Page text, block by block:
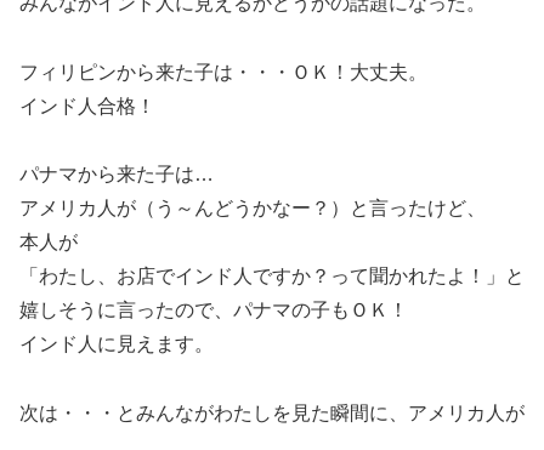
フィリピンから来た子は・・・ＯＫ！大丈夫。
インド人合格！
パナマから来た子は…
アメリカ人が（う～んどうかなー？）と言ったけど、
本人が
「わたし、お店でインド人ですか？って聞かれたよ！」と
嬉しそうに言ったので、パナマの子もＯＫ！
インド人に見えます。
次は・・・とみんながわたしを見た瞬間に、アメリカ人が